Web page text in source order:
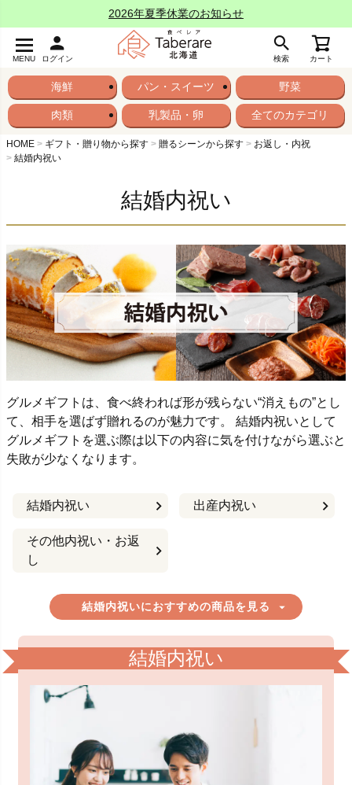
2026年夏季休業のお知らせ
MENU ログイン 検索 カート
海鮮 パン・スイーツ 野菜
肉類 乳製品・卵 全てのカテゴリ
HOME ギフト・贈り物から探す 贈るシーンから探す
お返し・内祝
結婚内祝い
結婚内祝い
グルメギフトは、食べ終われば形が残らない“消えもの”とし
て、相手を選ばず贈れるのが魅力です。 結婚内祝いとして
グルメギフトを選ぶ際は以下の内容に気を付けながら選ぶと
失敗が少なくなります。
結婚内祝い 出産内祝い
その他内祝い・お返
し
結婚内祝いにおすすめの商品を見る
結婚内祝い